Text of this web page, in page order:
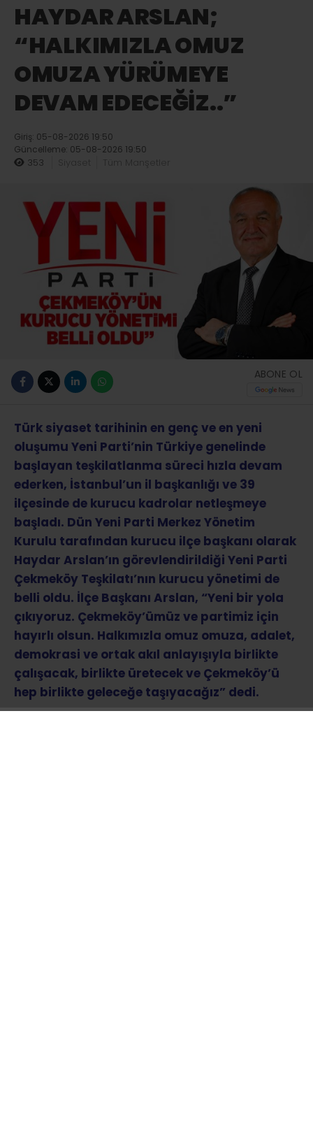
HAYDAR ARSLAN;
“HALKIMIZLA OMUZ
OMUZA YÜRÜMEYE
DEVAM EDECEĞİZ..”
Giriş: 05-08-2026 19:50
Güncelleme: 05-08-2026 19:50
353 Siyaset Tüm Manşetler
ABONE OL
Türk siyaset tarihinin en genç ve en yeni
oluşumu Yeni Parti’nin Türkiye genelinde
başlayan teşkilatlanma süreci hızla devam
ederken, İstanbul’un il başkanlığı ve 39
ilçesinde de kurucu kadrolar netleşmeye
başladı. Dün Yeni Parti Merkez Yönetim
Kurulu tarafından kurucu ilçe başkanı olarak
Haydar Arslan’ın görevlendirildiği Yeni Parti
Çekmeköy Teşkilatı’nın kurucu yönetimi de
belli oldu. İlçe Başkanı Arslan, “Yeni bir yola
çıkıyoruz. Çekmeköy’ümüz ve partimiz için
hayırlı olsun. Halkımızla omuz omuza, adalet,
demokrasi ve ortak akıl anlayışıyla birlikte
çalışacak, birlikte üretecek ve Çekmeköy’ü
hep birlikte geleceğe taşıyacağız” dedi.